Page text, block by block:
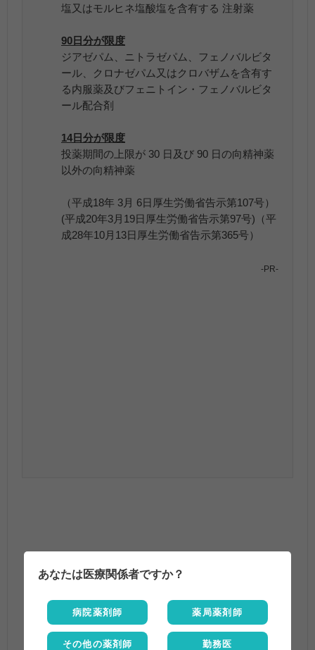
塩又はモルヒネ塩酸塩を含有する 注射薬
90日分が限度
ジアゼパム、ニトラゼパム、フェノバルビタ
ール、クロナゼパム又はクロバザムを含有す
る内服薬及びフェニトイン・フェノバルビタ
ール配合剤
14日分が限度
投薬期間の上限が 30 日及び 90 日の向精神薬
以外の向精神薬
（平成18年 3月 6日厚生労働省告示第107号）
(平成20年3月19日厚生労働省告示第97号)（平
成28年10月13日厚生労働省告示第365号）
-PR-
あなたは医療関係者ですか？
病院薬剤師 薬局薬剤師
その他の薬剤師 勤務医